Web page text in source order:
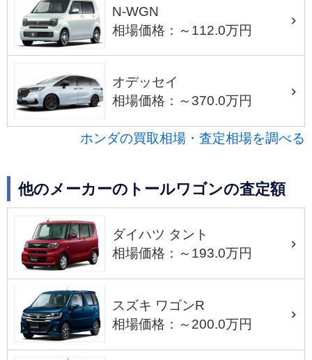
N-WGN
相場価格：～112.0万円
オデッセイ
相場価格：～370.0万円
ホンダの買取相場・査定相場を調べる
他のメーカーのトールワゴンの査定額
ダイハツ タント
相場価格：～193.0万円
スズキ ワゴンR
相場価格：～200.0万円